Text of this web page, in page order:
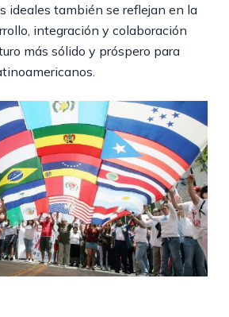
ideales también se reflejan en la
integración y colaboración
más sólido y próspero para